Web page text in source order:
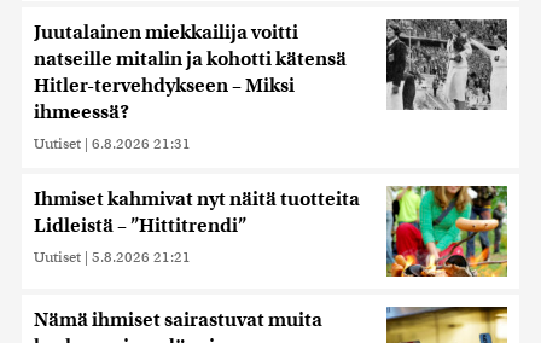
Juutalainen miekkailija voitti
natseille mitalin ja kohotti kätensä
Hitler-tervehdykseen – Miksi
ihmeessä?
Uutiset | 6.8.2026 21:31
Ihmiset kahmivat nyt näitä tuotteita
Lidleistä – ”Hittitrendi”
Uutiset | 5.8.2026 21:21
Nämä ihmiset sairastuvat muita